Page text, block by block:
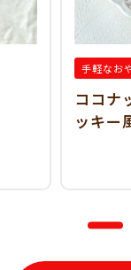
手軽なお
ココナ
ッキー